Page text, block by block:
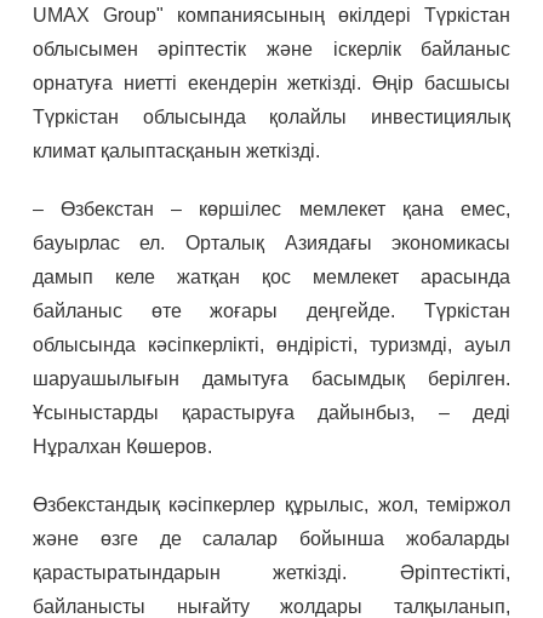
UMAX Group" компаниясының өкілдері Түркістан
облысымен әріптестік және іскерлік байланыс
орнатуға ниетті екендерін жеткізді. Өңір басшысы
Түркістан облысында қолайлы инвестициялық
климат қалыптасқанын жеткізді.
– Өзбекстан – көршілес мемлекет қана емес,
бауырлас ел. Орталық Азиядағы экономикасы
дамып келе жатқан қос мемлекет арасында
байланыс өте жоғары деңгейде. Түркістан
облысында кәсіпкерлікті, өндірісті, туризмді, ауыл
шаруашылығын дамытуға басымдық берілген.
Ұсыныстарды қарастыруға дайынбыз, – деді
Нұралхан Көшеров.
Өзбекстандық кәсіпкерлер құрылыс, жол, теміржол
және өзге де салалар бойынша жобаларды
қарастыратындарын жеткізді. Әріптестікті,
байланысты нығайту жолдары талқыланып,